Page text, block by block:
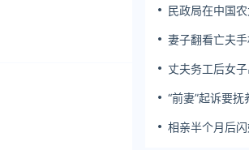
民政局在中国
妻子翻看亡夫
丈夫务工后女
“前妻”起诉要
相亲半个月后